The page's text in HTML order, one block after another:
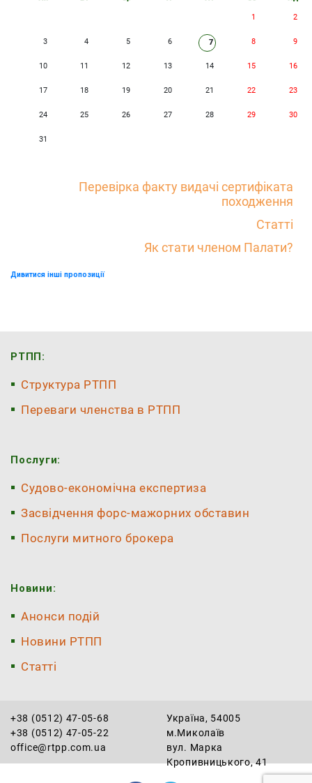
1 2
3 4 5 6 7 8 9
10 11 12 13 14 15 16
17 18 19 20 21 22 23
24 25 26 27 28 29 30
31
Перевірка факту видачі сертифіката
походження
Статті
Як стати членом Палати?
Дивитися інші пропозиції
РТПП:
Структура РТПП
Переваги членства в РТПП
Послуги:
Судово-економічна експертиза
Засвідчення форс-мажорних обставин
Послуги митного брокера
Новини:
Анонси подій
Новини РТПП
Статті
+38 (0512) 47-05-68
+38 (0512) 47-05-22
office@rtpp.com.ua
Україна, 54005
м.Миколаїв
вул. Марка
Кропивницького, 41